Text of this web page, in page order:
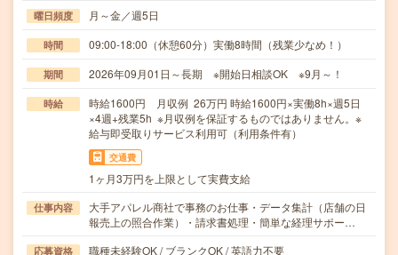
曜日頻度 月～金／週5日
時間 09:00-18:00（休憩60分）実働8時間（残業少なめ！）
期間 2026年09月01日～長期 ※開始日相談OK ※9月～！
時給
時給1600円 月収例 26万円 時給1600円×実働8h×週5日
×4週+残業5h ※月収例を保証するものではありません。※
給与即受取りサービス利用可（利用条件有）
交通費
1ヶ月3万円を上限として実費支給
仕事内容
大手アパレル商社で事務のお仕事・データ集計（店舗の日
報売上の照合作業）・請求書処理・簡単な経理サポー…
応募資格
職種未経験OK / ブランクOK / 英語力不要